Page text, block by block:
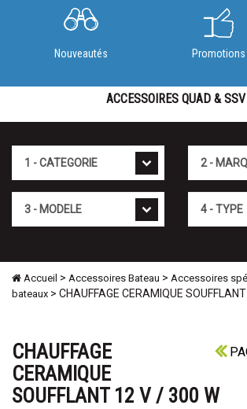
Nouveautés Promotions
ACCESSOIRES QUAD & SSV
Accueil > Accessoires Bateau > Accessoires
bateaux > CHAUFFAGE CERAMIQUE
CHAUFFAGE
CERAMIQUE
SOUFFLANT 12 V / 300 W